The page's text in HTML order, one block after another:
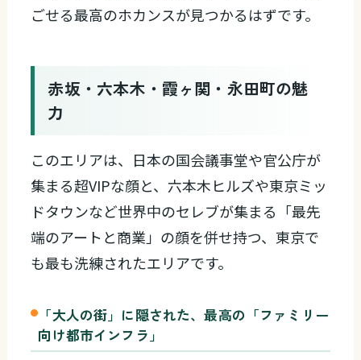
ごせる最高のホカンスが見つかるはずです。
赤坂・六本木・霞ヶ関・永田町の魅
力
このエリアは、日本の国会議事堂や官公庁が
集まる超VIPな顔と、六本木ヒルズや東京ミッ
ドタウンなど世界中のセレブが集まる「最先
端のアートと商業」の顔を併せ持つ、東京で
も最も洗練されたエリアです。
「大人の街」に隠された、最高の「ファミリー
向け都市インフラ」